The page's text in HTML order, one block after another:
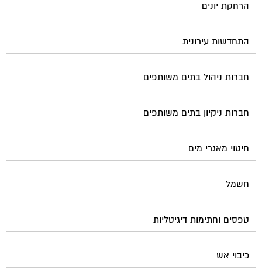
מיגון תא מעלית
מימון תביעות משפטיות
מכבשים ומגרסות לבניין
מכולות אוטומטיות
מנעולן
מעליות
מערכות Wi-Fi
מערכות אזעקה / מצלמות